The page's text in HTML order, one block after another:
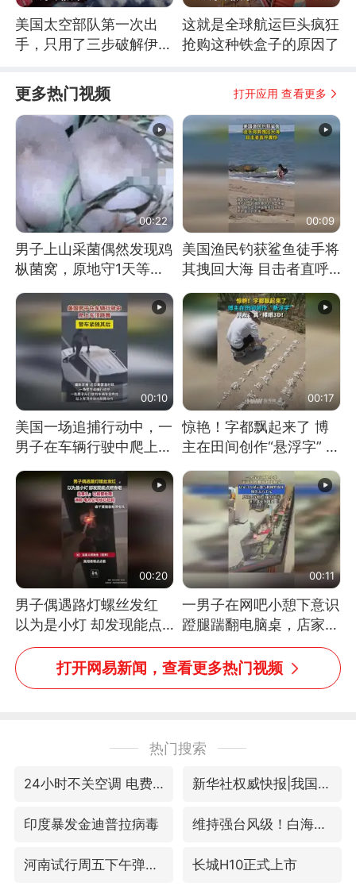
美国太空部队第一次出
手，只用了三步破解伊朗
这就是全球航运巨头疯狂
抢购这种铁盒子的原因了
更多热门视频 打开应用 查看更多
00:22
男子上山采菌偶然发现鸡
枞菌窝，原地守1天等它
00:09
美国渔民钓获鲨鱼徒手将
其拽回大海 目击者直呼
消息）
00:10
美国一场追捕行动中，一
男子在车辆行驶中爬上车
00:17
惊艳！字都飘起来了 博
主在田间创作“悬浮字” 网
00:20
男子偶遇路灯螺丝发红
以为是小灯 却发现能点
燃香烟 当事人：已报警
处理
00:11
一男子在网吧小憩下意识
蹬腿踹翻电脑桌，店家3
台显示器与机械臂损坏
打开网易新闻，查看更多热门视频
热门搜索
24小时不关空调 电费反而更低？ 新华社权威快报|我国编制完成新版全月地质图
印度暴发金迪普拉病毒 维持强台风级！白海豚直奔华东沿海
河南试行周五下午弹性离岗 长城H10正式上市